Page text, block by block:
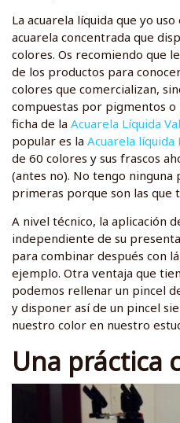
La acuarela líquida que yo
acuarela concentrada que
colores. Os recomiendo que
de los productos para
colores que comercializan,
compuestas por pigmentos o
ficha de la Acuarela Líquida
popular es la Acuarela líquida
de 60 colores y sus frascos
(antes no). No tengo ninguna
primeras porque son las que
A nivel técnico, la aplicación
independiente de su
para combinar después con
ejemplo. Otra ventaja que
podemos rellenar un pincel
y disponer así de un pincel
nuestro color en nuestro
Una práctica